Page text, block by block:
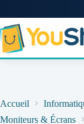
Passer
au
contenu
Accueil
Moniteurs & Écrans